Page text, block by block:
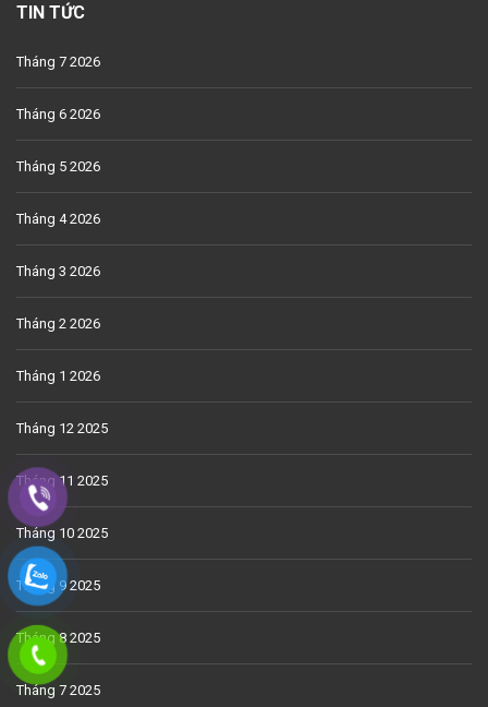
TIN TỨC
Tháng 7 2026
Tháng 6 2026
Tháng 5 2026
Tháng 4 2026
Tháng 3 2026
Tháng 2 2026
Tháng 1 2026
Tháng 12 2025
Tháng 11 2025
Tháng 10 2025
Tháng 9 2025
Tháng 8 2025
Tháng 7 2025